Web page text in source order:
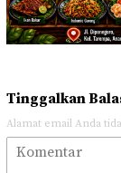
Tinggalkan
Alamat email Anda